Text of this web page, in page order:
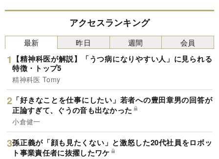
アクセスランキング
最新
【精神科医が解説】「うつ病になりやすい人」に見られる
特徴・トップ5
精神科医 Tomy
「好きなことを仕事にしたい」若者への豊田章男の回答が
正論すぎて、ぐうの音も出なかった
小倉健一
孫正義が「顔も見たくない」と激怒した20代社員をロボッ
ト事業責任者に抜擢したワケ
昨日 週間 会員